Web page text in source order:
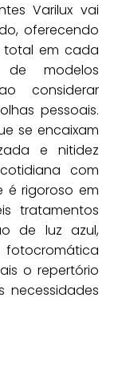
Varilux vai
oferecendo
total em cada
modelos
considerar
pessoais.
se encaixam
e nitidez
com
é rigoroso em
tratamentos
de luz azul,
o repertório